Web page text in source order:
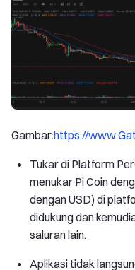
Gambar:https://www
Tukar di Platform
menukar Pi Coin
dengan USD) di
didukung dan
saluran lain.
Aplikasi tidak